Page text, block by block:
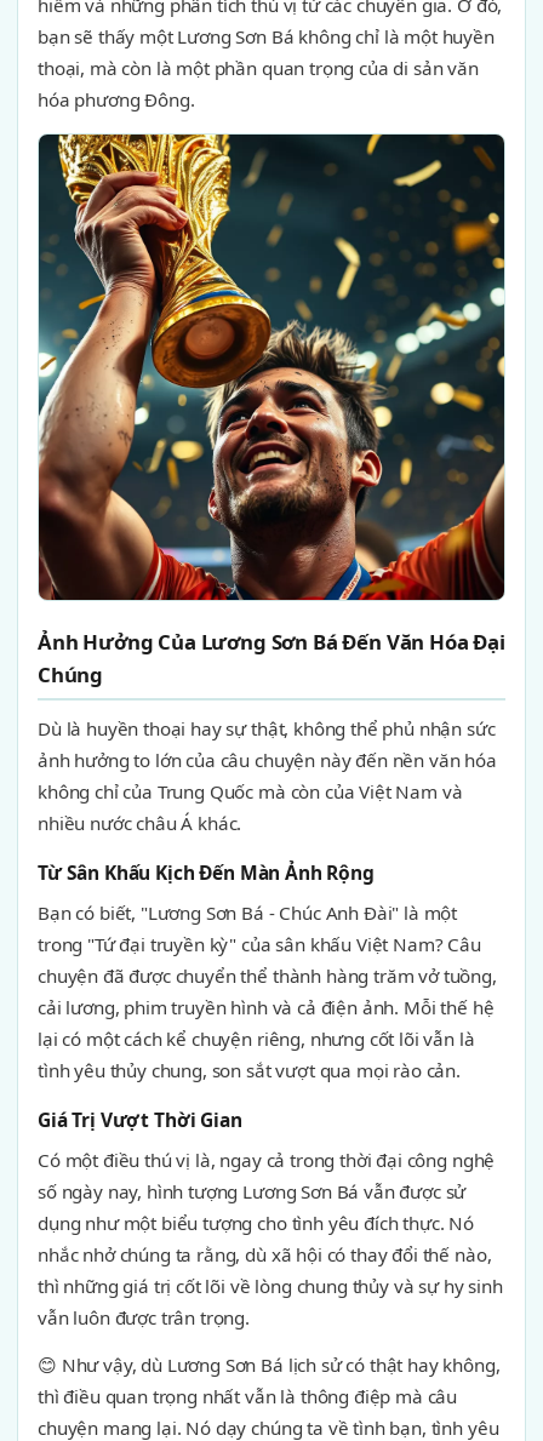
hiếm và những phân tích thú vị từ các chuyên gia. Ở đó,
bạn sẽ thấy một Lương Sơn Bá không chỉ là một huyền
thoại, mà còn là một phần quan trọng của di sản văn
hóa phương Đông.
Ảnh Hưởng Của Lương Sơn Bá Đến Văn Hóa Đại
Chúng
Dù là huyền thoại hay sự thật, không thể phủ nhận sức
ảnh hưởng to lớn của câu chuyện này đến nền văn hóa
không chỉ của Trung Quốc mà còn của Việt Nam và
nhiều nước châu Á khác.
Từ Sân Khấu Kịch Đến Màn Ảnh Rộng
Bạn có biết, "Lương Sơn Bá - Chúc Anh Đài" là một
trong "Tứ đại truyền kỳ" của sân khấu Việt Nam? Câu
chuyện đã được chuyển thể thành hàng trăm vở tuồng,
cải lương, phim truyền hình và cả điện ảnh. Mỗi thế hệ
lại có một cách kể chuyện riêng, nhưng cốt lõi vẫn là
tình yêu thủy chung, son sắt vượt qua mọi rào cản.
Giá Trị Vượt Thời Gian
Có một điều thú vị là, ngay cả trong thời đại công nghệ
số ngày nay, hình tượng Lương Sơn Bá vẫn được sử
dụng như một biểu tượng cho tình yêu đích thực. Nó
nhắc nhở chúng ta rằng, dù xã hội có thay đổi thế nào,
thì những giá trị cốt lõi về lòng chung thủy và sự hy sinh
vẫn luôn được trân trọng.
😊 Như vậy, dù Lương Sơn Bá lịch sử có thật hay không,
thì điều quan trọng nhất vẫn là thông điệp mà câu
chuyện mang lại. Nó dạy chúng ta về tình bạn, tình yêu